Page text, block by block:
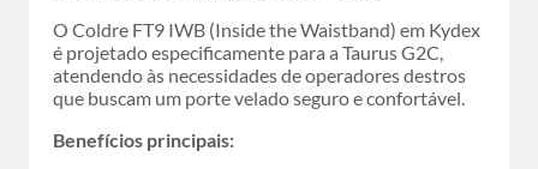
O Coldre FT9 IWB (Inside the Waistband) em Kydex
é projetado especificamente para a Taurus G2C,
atendendo às necessidades de operadores destros
que buscam um porte velado seguro e confortável.
Benefícios principais: